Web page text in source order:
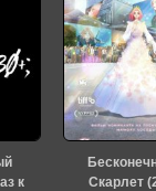
к
Скарлет